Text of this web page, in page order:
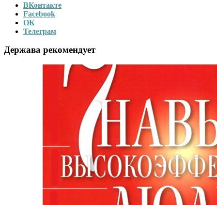
ВКонтакте
Facebook
ОК
Телеграм
Держава рекомендует